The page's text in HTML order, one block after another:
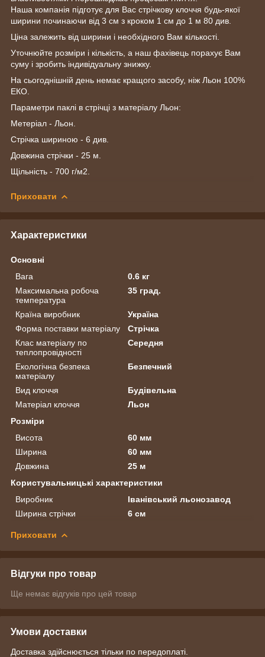
Наша компанія підготує для Вас стрічкову клоччя будь-якої
ширини починаючи від 3 см з кроком 1 см до 1 м 80 див.
Ціна залежить від ширини і необхідного Вам кількості.
Уточнюйте розміри і кількість, а наш фахівець порахує Вам
суму і зробить індивідуальну знижку.
На сьогоднішній день немає кращого засобу, ніж Льон 100%
ЕКО.
Параметри паклі в стрічці з матеріалу Льон:
Метеріал - Льон.
Стрічка шириною - 6 див.
Довжина стрічки - 25 м.
Щільність - 700 г/м2.
Приховати
Характеристики
Основні
Вага
0.6 кг
Максимальна робоча
температура
35 град.
Країна виробник
Україна
Форма поставки матеріалу
Стрічка
Клас матеріалу по
теплопровідності
Середня
Екологічна безпека
матеріалу
Безпечний
Вид клоччя
Будівельна
Матеріал клоччя
Льон
Розміри
Висота
60 мм
Ширина
60 мм
Довжина
25 м
Користувальницькі характеристики
Виробник
Іванівський льонозавод
Ширина стрічки
6 см
Приховати
Відгуки про товар
Ще немає відгуків про цей товар
Умови доставки
Доставка здійснюється тільки по передоплаті.